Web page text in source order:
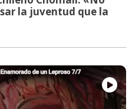
la juventud que la